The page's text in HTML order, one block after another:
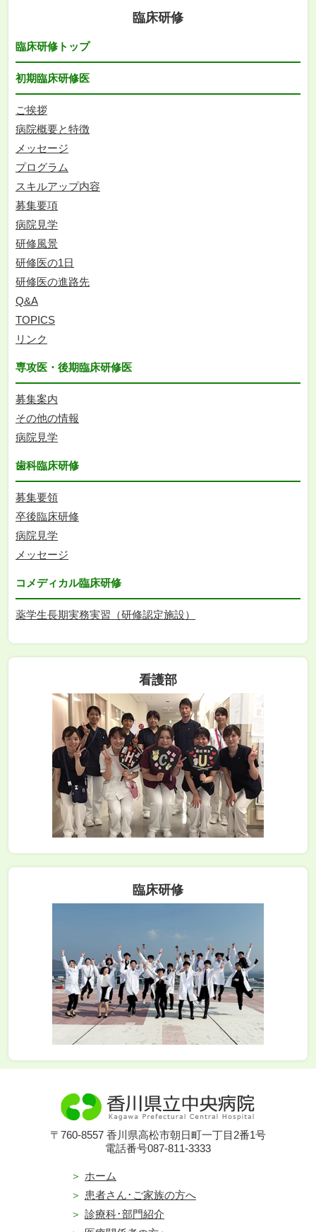
臨床研修
臨床研修トップ
初期臨床研修医
ご挨拶
病院概要と特徴
メッセージ
プログラム
スキルアップ内容
募集要項
病院見学
研修風景
研修医の1日
研修医の進路先
Q&A
TOPICS
リンク
専攻医・後期臨床研修医
募集案内
その他の情報
病院見学
歯科臨床研修
募集要領
卒後臨床研修
病院見学
メッセージ
コメディカル臨床研修
薬学生長期実務実習（研修認定施設）
看護部
臨床研修
〒760-8557 香川県高松市朝日町一丁目2番1号
電話番号087-811-3333
ホーム
患者さん･ご家族の方へ
診療科･部門紹介